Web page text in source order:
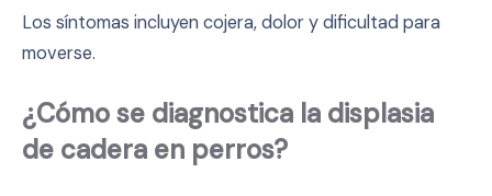
Los síntomas incluyen cojera, dolor y dificultad para
moverse.
¿Cómo se diagnostica la displasia
de cadera en perros?